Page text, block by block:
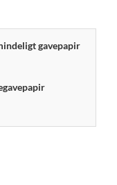
gavepapir